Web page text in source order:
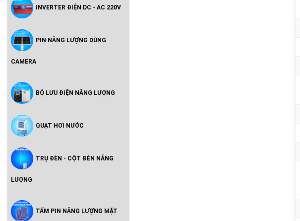
Vườn Cao Cấp Chính Hãng
INVERTER ĐIỆN DC - AC 220V
PIN NĂNG LƯỢNG DÙNG
CAMERA
BỘ LƯU ĐIỆN NĂNG LƯỢNG
QUẠT HƠI NƯỚC
TRỤ ĐÈN - CỘT ĐÈN NĂNG
LƯỢNG
TẤM PIN NĂNG LƯỢNG MẶT